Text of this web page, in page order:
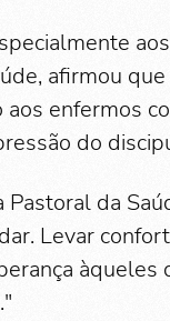
afirmou
aos enfermos
do
Pastoral da
Levar
àqueles